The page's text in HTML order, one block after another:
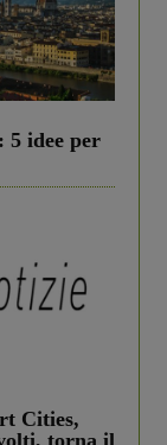
5 idee per
Cities,